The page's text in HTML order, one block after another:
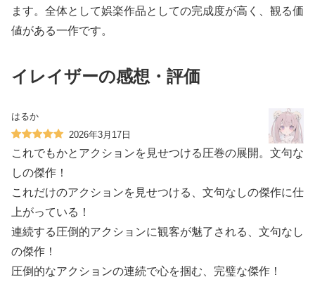
ます。全体として娯楽作品としての完成度が高く、観る価
値がある一作です。
イレイザーの感想・評価
はるか
2026年3月17日
これでもかとアクションを見せつける圧巻の展開。文句な
しの傑作！
これだけのアクションを見せつける、文句なしの傑作に仕
上がっている！
連続する圧倒的アクションに観客が魅了される、文句なし
の傑作！
圧倒的なアクションの連続で心を掴む、完璧な傑作！